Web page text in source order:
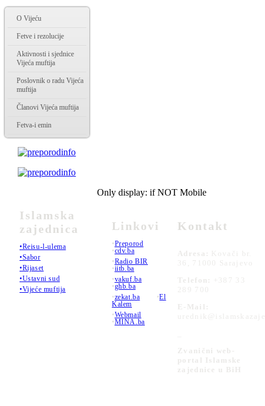
O Vijeću
Fetve i rezolucije
Aktivnosti i sjednice
Vijeća muftija
Poslovnik o radu Vijeća
muftija
Članovi Vijeća muftija
Fetva-i emin
Islamska
zajednica
•Reisu-l-ulema
•Sabor
•Rijaset
•Ustavni sud
•Vijeće muftija
Only display: if NOT Mobile
Linkovi
•Preporod
•cdv.ba
•Radio BIR
•iitb.ba
•vakuf.ba
•ghb.ba
•zekat.ba •El
Kalem
•Webmail
•MINA.ba
Kontakt
Adresa:
Kovači br.
36, 71000 Sarajevo
Telefon:
+387 33
289 700
E-Mail:
Zvanični web-
portal Islamske
zajednice u BiH